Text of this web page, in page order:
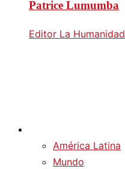
Patrice Lumumba
Editor La Humanidad
América Latina
Mundo